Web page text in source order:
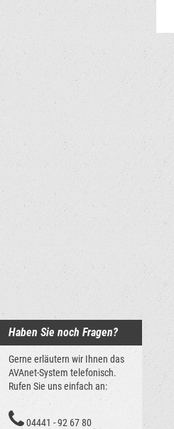
Haben Sie noch Fragen?
Gerne erläutern wir Ihnen das
AVAnet-System telefonisch.
Rufen Sie uns einfach an:
04441 - 92 67 80